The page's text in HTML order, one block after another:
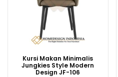
Kursi Makan Minimalis
Jungkies Style Modern
Design JF-106